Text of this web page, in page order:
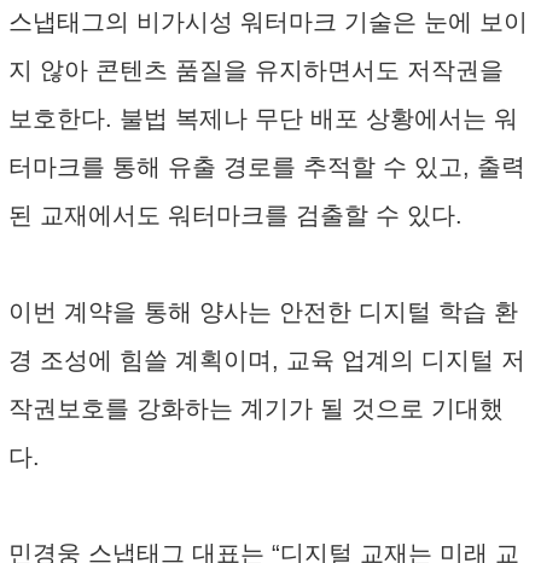
스냅태그의 비가시성 워터마크 기술은 눈에 보이
지 않아 콘텐츠 품질을 유지하면서도 저작권을
보호한다. 불법 복제나 무단 배포 상황에서는 워
터마크를 통해 유출 경로를 추적할 수 있고, 출력
된 교재에서도 워터마크를 검출할 수 있다.
이번 계약을 통해 양사는 안전한 디지털 학습 환
경 조성에 힘쓸 계획이며, 교육 업계의 디지털 저
작권보호를 강화하는 계기가 될 것으로 기대했
다.
민경웅 스냅태그 대표는 “디지털 교재는 미래 교